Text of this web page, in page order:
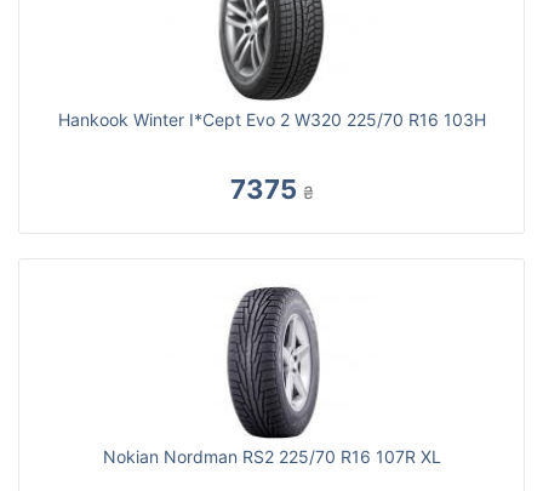
Hankook Winter I*Cept Evo 2 W320 225/70 R16 103H
7375 ₴
Nokian Nordman RS2 225/70 R16 107R XL